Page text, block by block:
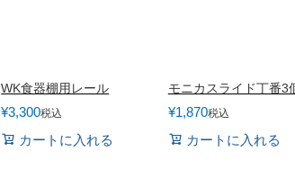
衣類収納
デスク
WK食器棚用レール
¥3,300税込
カートに入れる
モニカスライド丁番3
¥1,870税込
カートに入れる